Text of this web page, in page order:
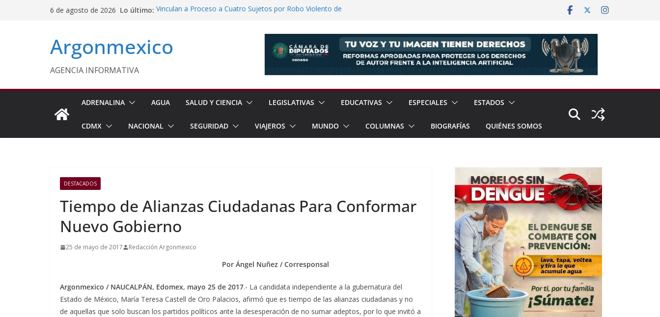
6 de agosto de 2026 Lo último: Vinculan a Proceso a Cuatro Sujetos por Robo Violento de
Alejandro Armenta Anuncia Balance de Resultados Tras 600
Incertidumbre
Argonmexico
AGENCIA INFORMATIVA
ADRENALINA AGUA SALUD Y CIENCIA LEGISLATIVAS EDUCATIVAS ESPECIALES ESTADOS
CDMX NACIONAL SEGURIDAD VIAJEROS MUNDO COLUMNAS BIOGRAFÍAS QUIÉNES SOMOS
DESTACADOS
Tiempo de Alianzas Ciudadanas Para Conformar
Nuevo Gobierno
25 de mayo de 2017 Redacción Argonmexico
Por Ángel Nuñez / Corresponsal
Argonmexico / NAUCALPÁN, Edomex, mayo 25 de 2017.- La candidata independiente a la gubernatura del
Estado de México, María Teresa Castell de Oro Palacios, afirmó que es tiempo de las alianzas ciudadanas y no
de aquellas que solo buscan los partidos políticos ante la desesperación de no sumar adeptos, por lo que invitó a